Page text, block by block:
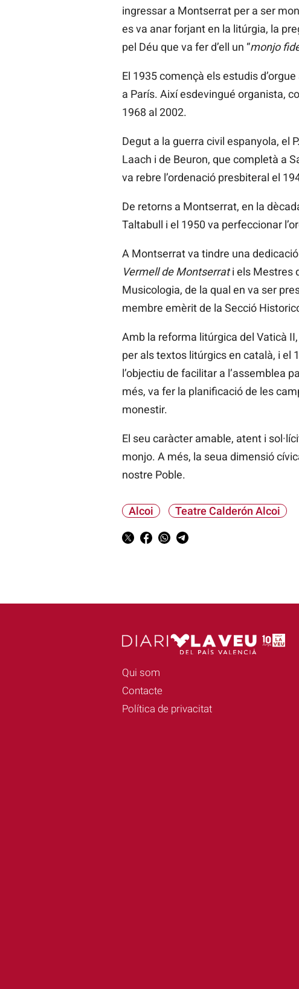
ingressar a Montserrat per a ser
es va anar forjant en la litúrgia, la
pel Déu que va fer d’ell un “monjo
El 1935 començà els estudis
a París. Així esdevingué organista,
1968 al 2002.
Degut a la guerra civil espanyola, el
Laach i de Beuron, que completà a
va rebre l’ordenació presbiteral el
De retorns a Montserrat, en la
Taltabull i el 1950 va perfeccionar
A Montserrat va tindre una
Vermell de Montserrati els Mestres
Musicologia, de la qual en va ser
membre emèrit de la Secció
Amb la reforma litúrgica del Vaticà
per als textos litúrgics en català, i el
l’objectiu de facilitar a l’assemblea
més, va fer la planificació de les
monestir.
El seu caràcter amable, atent i
monjo. A més, la seua dimensió
nostre Poble.
Alcoi Teatre Calderón Alcoi
Qui som
Contacte
Política de privacitat